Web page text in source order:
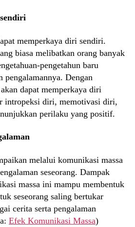
memperkaya diri sendiri.
biasa melibatkan orang banyak
pengetahun baru
pengalamannya. Dengan
dapat memperkaya diri
intropeksi diri, memotivasi diri,
perilaku yang positif.
melalui komunikasi massa
seseorang. Dampak
massa ini mampu membentuk
seseorang saling bertukar
cerita serta pengalaman
Efek Komunikasi Massa)